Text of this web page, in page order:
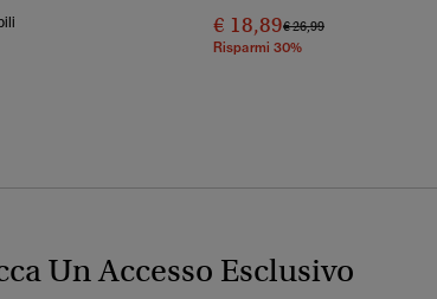
Da
€ 18,89Prezzo Ridotto Da
€ 26,99A
Risparmi 30%
Un Accesso Esclusivo